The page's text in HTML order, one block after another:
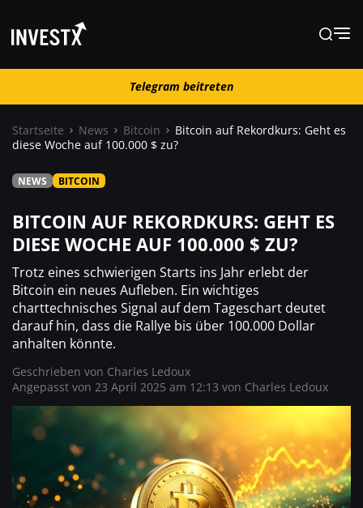
Telegram beitreten
Lernen
Trading
Wo kaufen ?
Telegram beitreten
Startseite News Bitcoin
Bitcoin auf Rekordkurs: Geht es
diese Woche auf 100.000 $ zu?
NEWS BITCOIN
BITCOIN AUF REKORDKURS: GEHT ES
DIESE WOCHE AUF 100.000 $ ZU?
Trotz eines schwierigen Starts ins Jahr erlebt der
Bitcoin ein neues Aufleben. Ein wichtiges
charttechnisches Signal auf dem Tageschart deutet
darauf hin, dass die Rallye bis über 100.000 Dollar
anhalten könnte.
Geschrieben von Charles Ledoux
Angepasst von 23 April 2025 am 12:13 von Charles Ledoux